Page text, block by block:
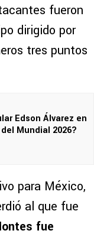
fueron
dirigido por
tres puntos
Edson Álvarez en
Mundial 2026?
para México,
al que fue
fue